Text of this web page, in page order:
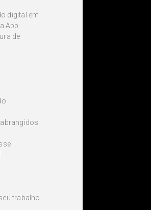
digital em
App
de
trabalho